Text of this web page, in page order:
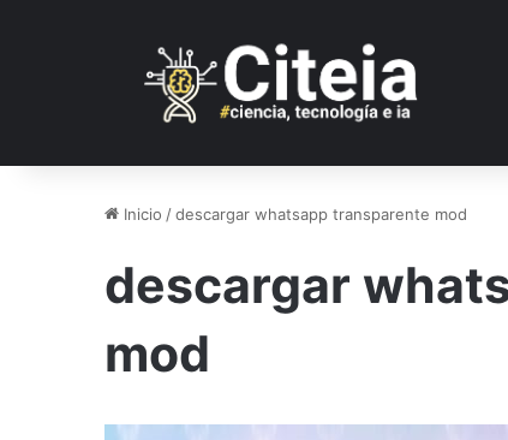
Inicio /descargar whatsapp transparente mod
descargar
mod